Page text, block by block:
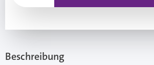
Beschreibung